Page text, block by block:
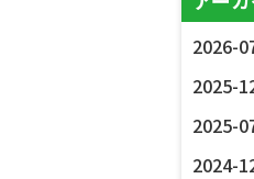
2026-
2025-
2025-
2024-